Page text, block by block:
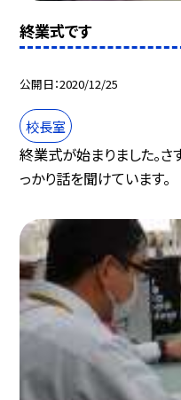
終業式です
公開日 2020/12/25
校長室
終業式が始まりました。
っかり話を聞けています。